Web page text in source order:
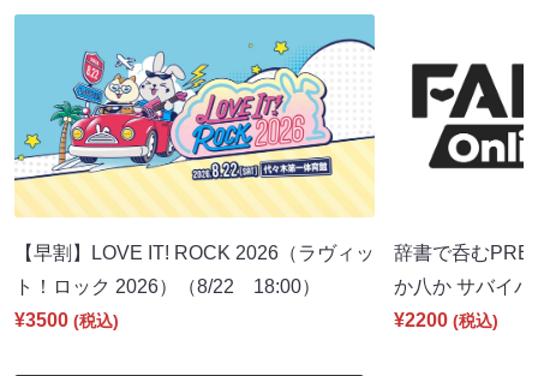
【早割】LOVE IT! ROCK 2026（ラヴィッ
ト！ロック 2026）（8/22 18:00）
¥3500 (税込)
辞書で呑むPRE
か八か サバイ
¥2200 (税込)